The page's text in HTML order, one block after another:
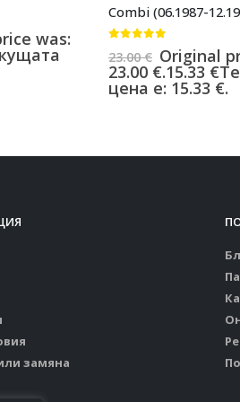
was:
Combi (06.1987-
23.00€ Original
23.00 €.15.33 €
цена е: 15.33 €.
замяна